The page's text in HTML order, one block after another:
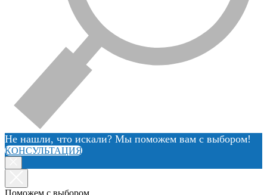
Не нашли, что искали? Мы поможем вам с выбором!
КОНСУЛЬТАЦИЯ
Поможем с выбором